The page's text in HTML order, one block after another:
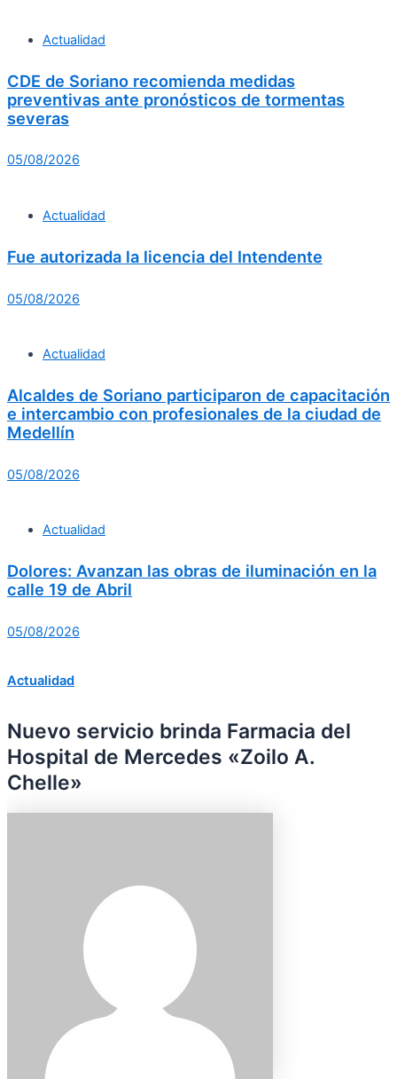
Actualidad
CDE de Soriano recomienda medidas
preventivas ante pronósticos de tormentas
severas
05/08/2026
Actualidad
Fue autorizada la licencia del Intendente
05/08/2026
Actualidad
Alcaldes de Soriano participaron de capacitación
e intercambio con profesionales de la ciudad de
Medellín
05/08/2026
Actualidad
Dolores: Avanzan las obras de iluminación en la
calle 19 de Abril
05/08/2026
Actualidad
Nuevo servicio brinda Farmacia del
Hospital de Mercedes «Zoilo A.
Chelle»